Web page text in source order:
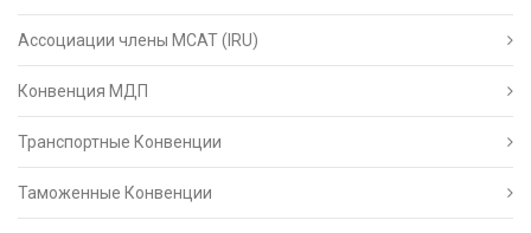
Ассоциации члены МСАТ (IRU)
Конвенция МДП
Транспортные Конвенции
Таможенные Конвенции